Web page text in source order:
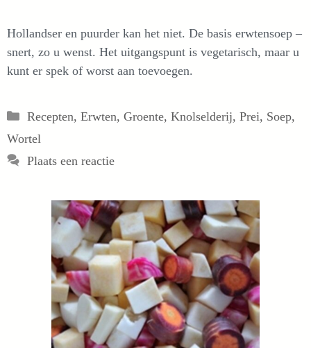
Hollandser en puurder kan het niet. De basis erwtensoep –
snert, zo u wenst. Het uitgangspunt is vegetarisch, maar u
kunt er spek of worst aan toevoegen.
Categorieën
Recepten, Erwten, Groente, Knolselderij, Prei, Soep,
Wortel
Plaats een reactie